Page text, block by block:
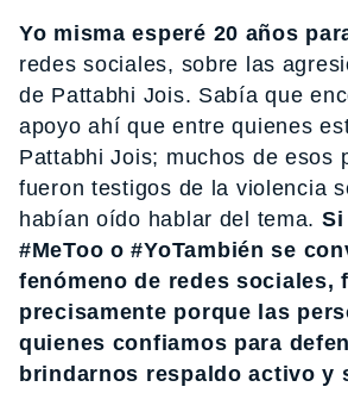
Yo misma esperé 20 años
redes sociales, sobre las
de Pattabhi Jois. Sabía que
apoyo ahí que entre quienes
Pattabhi Jois; muchos de esos
fueron testigos de la violencia
habían oído hablar del tema.
#MeToo o #YoTambién se
fenómeno de redes sociales,
precisamente porque las
quienes confiamos para
brindarnos respaldo activo y